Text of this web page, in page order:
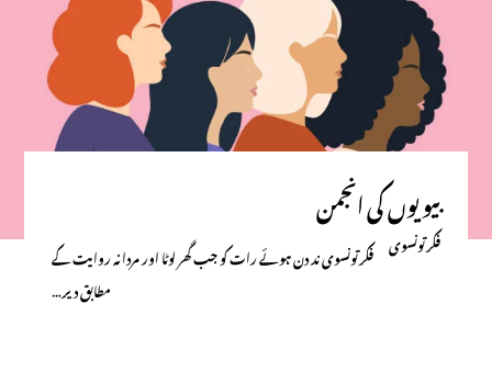
بیویوں کی انجمن
فکرتونسوی فکرتونسوی ند دن ہوئے رات کو جب گھر لوٹا اور مردانہ روایت کے
مطابق دیر…